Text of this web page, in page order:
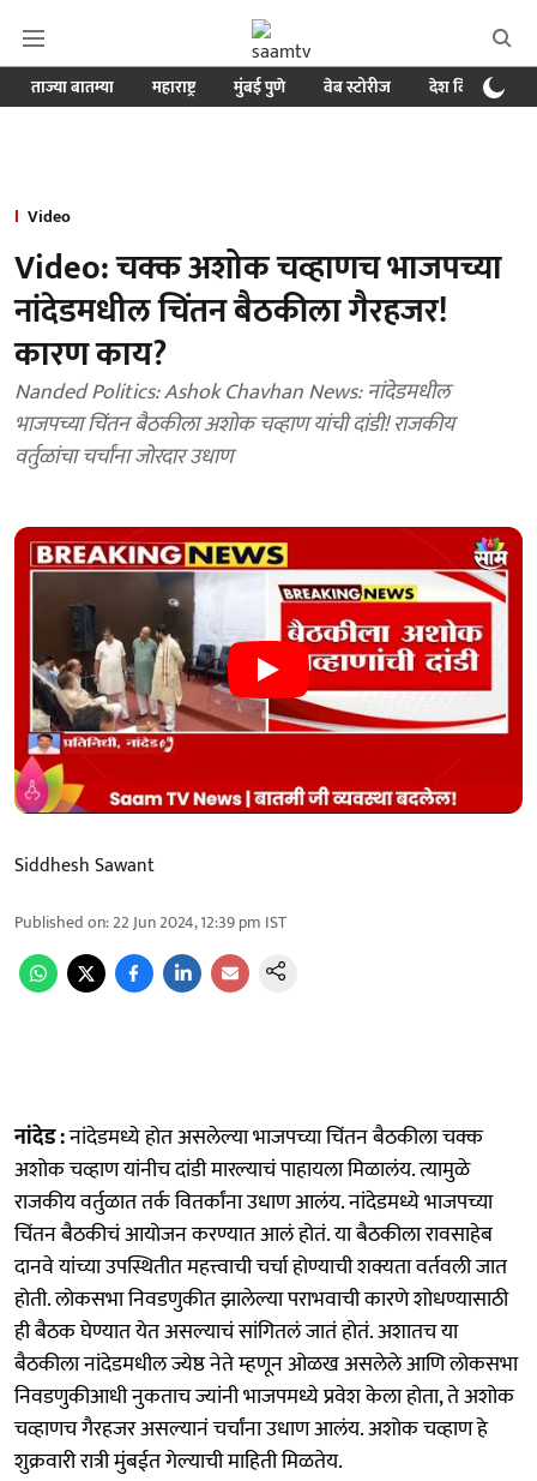
ताज्या बातम्या महाराष्ट्र मुंबई पुणे वेब स्टोरीज देश विदेश
Video
Video: चक्क अशोक चव्हाणच भाजपच्या
नांदेडमधील चिंतन बैठकीला गैरहजर!
कारण काय?
Nanded Politics: Ashok Chavhan News: नांदेडमधील
भाजपच्या चिंतन बैठकीला अशोक चव्हाण यांची दांडी! राजकीय
वर्तुळांचा चर्चांना जोरदार उधाण
Siddhesh Sawant
Published on:22 Jun 2024, 12:39 pm IST
नांदेड :नांदेडमध्ये होत असलेल्या भाजपच्या चिंतन बैठकीला चक्क
अशोक चव्हाण यांनीच दांडी मारल्याचं पाहायला मिळालंय. त्यामुळे
राजकीय वर्तुळात तर्क वितर्कांना उधाण आलंय. नांदेडमध्ये भाजपच्या
चिंतन बैठकीचं आयोजन करण्यात आलं होतं. या बैठकीला रावसाहेब
दानवे यांच्या उपस्थितीत महत्त्वाची चर्चा होण्याची शक्यता वर्तवली जात
होती. लोकसभा निवडणुकीत झालेल्या पराभवाची कारणे शोधण्यासाठी
ही बैठक घेण्यात येत असल्याचं सांगितलं जातं होतं. अशातच या
बैठकीला नांदेडमधील ज्येष्ठ नेते म्हणून ओळख असलेले आणि लोकसभा
निवडणुकीआधी नुकताच ज्यांनी भाजपमध्ये प्रवेश केला होता, ते अशोक
चव्हाणच गैरहजर असल्यानं चर्चांना उधाण आलंय. अशोक चव्हाण हे
शुक्रवारी रात्री मुंबईत गेल्याची माहिती मिळतेय.